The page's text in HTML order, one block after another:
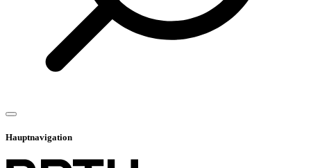
Hauptnavigation